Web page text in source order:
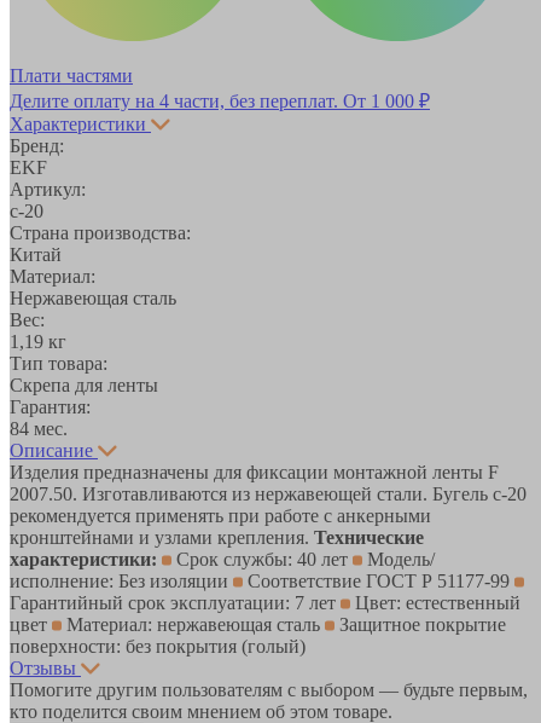
Плати частями
Делите оплату на 4 части, без переплат. От 1 000 ₽
Характеристики
Бренд:
EKF
Артикул:
c-20
Страна производства:
Китай
Материал:
Нержавеющая сталь
Вес:
1,19 кг
Тип товара:
Скрепа для ленты
Гарантия:
84 мес.
Описание
Изделия предназначены для фиксации монтажной ленты F
2007.50. Изготавливаются из нержавеющей стали. Бугель c-20
рекомендуется применять при работе с анкерными
кронштейнами и узлами крепления. Технические
характеристики:
Срок службы: 40 лет
Модель/
исполнение: Без изоляции
Соответствие ГОСТ Р 51177-99
Гарантийный срок эксплуатации: 7 лет
Цвет: естественный
цвет
Материал: нержавеющая сталь
Защитное покрытие
поверхности: без покрытия (голый)
Отзывы
Помогите другим пользователям с выбором — будьте первым,
кто поделится своим мнением об этом товаре.